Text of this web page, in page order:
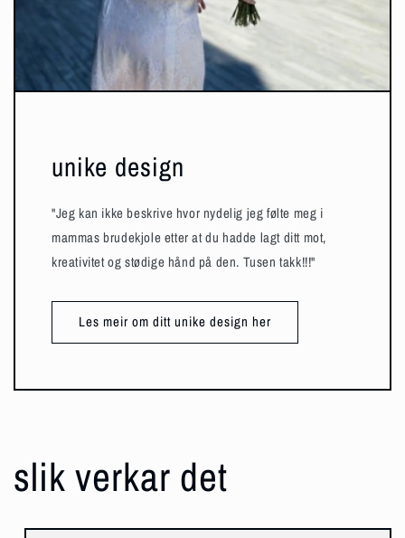
unike design
"Jeg kan ikke beskrive hvor nydelig jeg følte meg i
mammas brudekjole etter at du hadde lagt ditt mot,
kreativitet og stødige hånd på den. Tusen takk!!!"
Les meir om ditt unike design her
slik verkar det